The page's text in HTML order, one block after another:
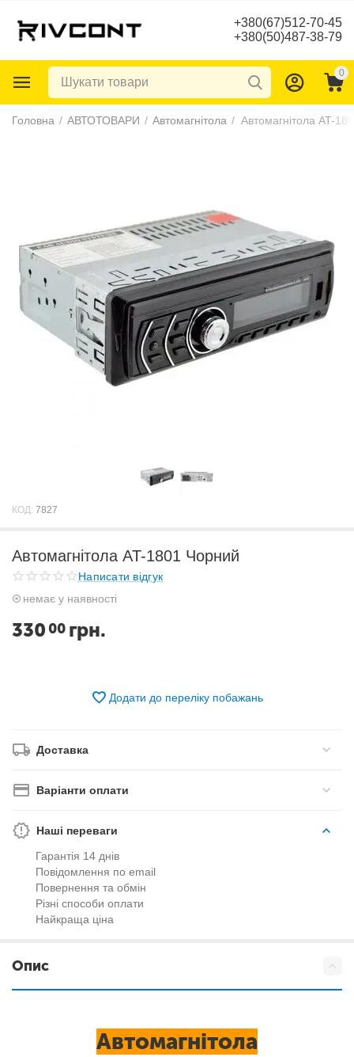
+380(67)512-70-45
+380(50)487-38-79
0
Головна / АВТОТОВАРИ / Автомагнітола / Автомагнітола AT-
КОД: 7827
Автомагнітола AT-1801 Чорний
Написати відгук
немає у наявності
330 00 грн.
Додати до переліку побажань
Доставка
Варіанти оплати
Наші переваги
Гарантія 14 днів
Повідомлення по email
Повернення та обмін
Різні способи оплати
Найкраща ціна
Опис
Автомагнітола